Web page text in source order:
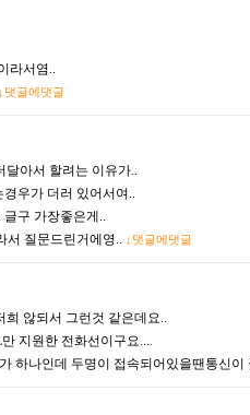
라서염..
↓댓글에댓글
달아서 할려는 이유가..
우가 더러 있어서여..
구 가장좋은게..
서 질문드린거에영.. ↓댓글에댓글
않되서 그런것 같은데요..
지원한 전화선이구요....
하나인데 두명이 접속되어있을땐통신